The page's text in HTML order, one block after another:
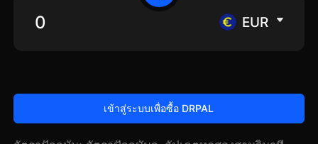
EUR
เข้าสู่ระบบเพื่อซื้อ DRPAL